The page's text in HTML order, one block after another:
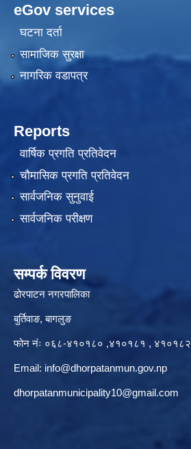
eGov services
घटना दर्ता
सामाजिक सुरक्षा
नागरिक वडापत्र
Reports
वार्षिक प्रगति प्रतिवेदन
चौमासिक प्रगति प्रतिवेदन
सार्वजनिक सुनुवाई
सार्वजनिक परीक्षण
सम्पर्क विवरण
ढोरपाटन नगरपालिका
बुर्तिवाङ, बागलुङ
फोन नंः ०६८-४१०१८० ,४१०१८१ , ४१०१८२
Email: info@dhorpatanmun.gov.np
dhorpatanmunicipality10@gmail.com